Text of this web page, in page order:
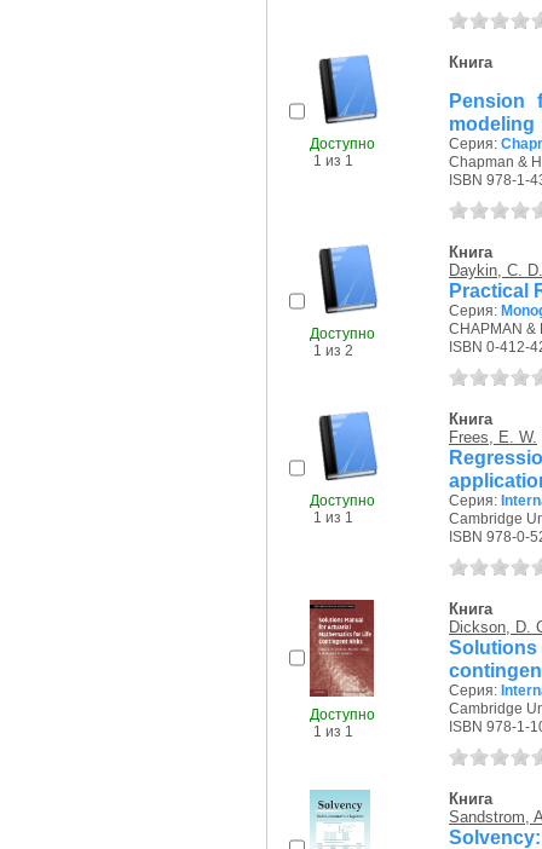
Доступно
1 из 1
Книга
Pension
modeling
Серия:
Chapman &
ISBN 978-1-
Доступно
1 из 2
Книга
Daykin, C. D.
Practical
Серия:
CHAPMAN &
ISBN 0-412-
Доступно
1 из 1
Книга
Frees, E. W.
Серия:
Cambridge
ISBN 978-0-
Доступно
1 из 1
Книга
Dickson, D.
Серия:
Cambridge
ISBN 978-1-
Книга
Sandstrom,